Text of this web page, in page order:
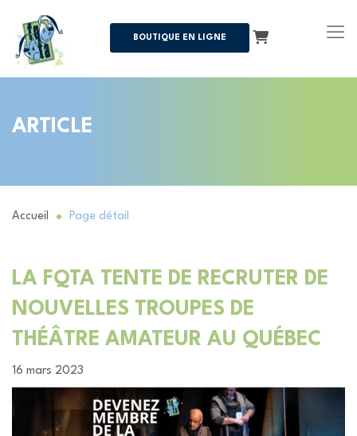
BOUTIQUE EN LIGNE Panier
ARTICLE
Accueil Page détail
LA FQTA TENTE DE RECRUTER DE
NOUVELLES TROUPES DE
THÉÂTRE AMATEUR AU QUÉBEC
16 mars 2023